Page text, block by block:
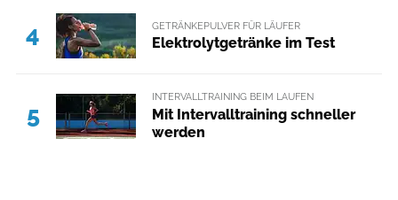
4 GETRÄNKEPULVER FÜR LÄUFER
Elektrolytgetränke im Test
5
INTERVALLTRAINING BEIM LAUFEN
Mit Intervalltraining schneller
werden